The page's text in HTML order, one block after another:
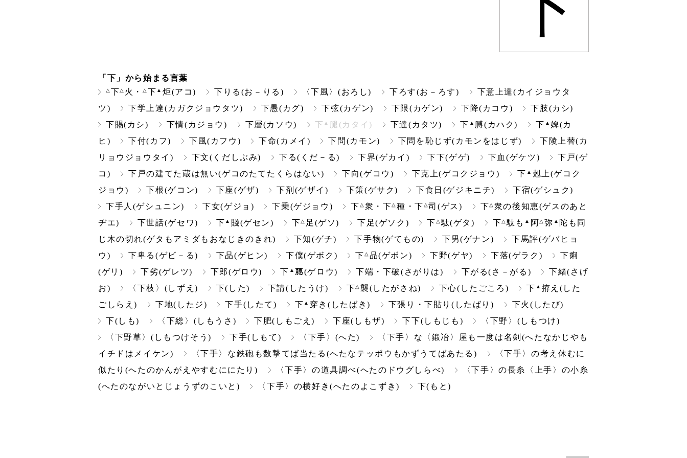
「下」から始まる言葉
△ 下△ 火・△ 下 ▲ 炬(アコ) 下りる(お－りる) 〈下風〉(おろし) 下ろす(お－ろす)
下意上達(カイジョウタ
ツ)
下学上達(カガクジョウタツ) 下愚(カグ) 下弦(カゲン) 下限(カゲン) 下降(カコウ)
下肢(カシ)
下賜(カシ)
下情(カジョウ) 下層(カソウ) 下 ▲ 腿(カタイ) 下達(カタツ) 下 ▲ 膊(カハク) 下 ▲婢(カ
ヒ)
下付(カフ) 下風(カフウ) 下命(カメイ) 下問(カモン) 下問を恥じず(カモンをはじず)
下陵上替(カ
リョウジョウタイ)
下文(くだしぶみ) 下る(くだ－る) 下界(ゲカイ) 下下(ゲゲ) 下血(ゲケツ)
下戸(ゲ
コ)
下戸の建てた蔵は無い(ゲコのたてたくらはない) 下向(ゲコウ) 下克上(ゲコクジョウ) 下 ▲ 剋上(ゲコク
ジョウ)
下根(ゲコン) 下座(ゲザ) 下剤(ゲザイ) 下策(ゲサク) 下食日(ゲジキニチ)
下宿(ゲシュク)
下手人(ゲシュニン)
下女(ゲジョ) 下乗(ゲジョウ) 下 △ 衆・下△ 種・下 △司(ゲス) 下△ 衆の後知恵(ゲスのあと
ヂエ)
下世話(ゲセワ) 下 ▲ 賤(ゲセン) 下△ 足(ゲソ) 下足(ゲソク) 下 △ 駄(ゲタ) 下△ 駄も ▲ 阿△ 弥 ▲ 陀も同
じ木の切れ(ゲタもアミダもおなじきのきれ)
下知(ゲチ) 下手物(ゲてもの) 下男(ゲナン)
下馬評(ゲバヒョ
ウ)
下卑る(ゲビ－る) 下品(ゲヒン) 下僕(ゲボク) 下 △ 品(ゲボン) 下野(ゲヤ) 下落(ゲラク)
下痢
(ゲリ)
下劣(ゲレツ) 下郎(ゲロウ) 下 ▲﨟(ゲロウ) 下端・下破(さがりは) 下がる(さ－がる)
下緒(さげ
お)
〈下枝〉(しずえ) 下(した) 下請(したうけ) 下△ 襲(したがさね) 下心(したごころ) 下 ▲ 拵え(した
ごしらえ)
下地(したジ) 下手(したて) 下 ▲ 穿き(したばき) 下張り・下貼り(したばり)
下火(したび)
下(しも)
〈下総〉(しもうさ) 下肥(しもごえ) 下座(しもザ) 下下(しもじも)
〈下野〉(しもつけ)
〈下野草〉(しもつけそう)
下手(しもて) 〈下手〉(へた)
〈下手〉な〈鍛冶〉屋も一度は名剣(へたなかじやも
イチドはメイケン)
〈下手〉な鉄砲も数撃てば当たる(へたなテッポウもかずうてばあたる)
〈下手〉の考え休むに
似たり(へたのかんがえやすむににたり)
〈下手〉の道具調べ(へたのドウグしらべ)
〈下手〉の長糸〈上手〉の小糸
(へたのながいとじょうずのこいと)
〈下手〉の横好き(へたのよこずき) 下(もと)